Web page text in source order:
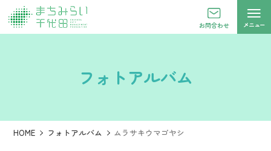
お問合わせ メニュー
フォトアルバム
HOME フォトアルバム ムラサキウマゴヤシ